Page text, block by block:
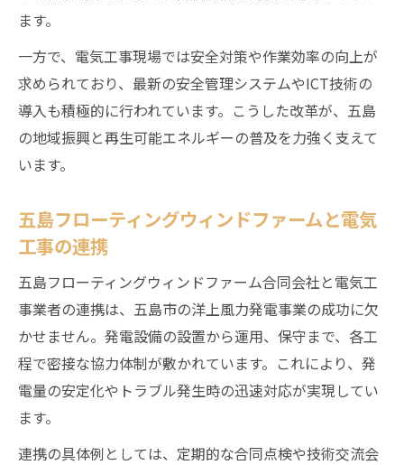
ます。
一方で、電気工事現場では安全対策や作業効率の向上が
求められており、最新の安全管理システムやICT技術の
導入も積極的に行われています。こうした改革が、五島
の地域振興と再生可能エネルギーの普及を力強く支えて
います。
五島フローティングウィンドファームと電気
工事の連携
五島フローティングウィンドファーム合同会社と電気工
事業者の連携は、五島市の洋上風力発電事業の成功に欠
かせません。発電設備の設置から運用、保守まで、各工
程で密接な協力体制が敷かれています。これにより、発
電量の安定化やトラブル発生時の迅速対応が実現してい
ます。
連携の具体例としては、定期的な合同点検や技術交流会